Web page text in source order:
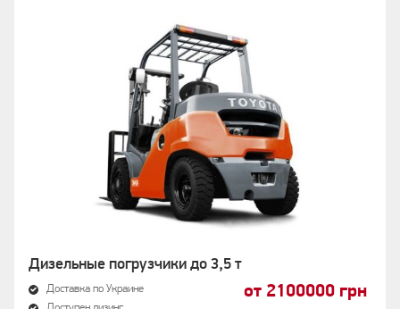
Дизельные погрузчики до 3,5 т
Доставка по Украине
от 2100000 грн